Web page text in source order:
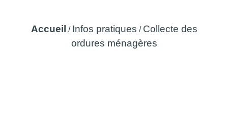
Accueil / Infos pratiques / Collecte des
ordures ménagères